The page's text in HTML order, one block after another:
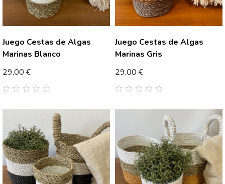
Juego Cestas de Algas
Marinas Blanco
29,00€
Juego Cestas de Algas
Marinas Gris
29,00€